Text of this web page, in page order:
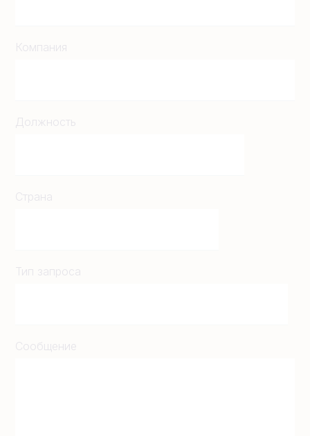
Компания
Должность
Страна
Тип запроса
Сообщение